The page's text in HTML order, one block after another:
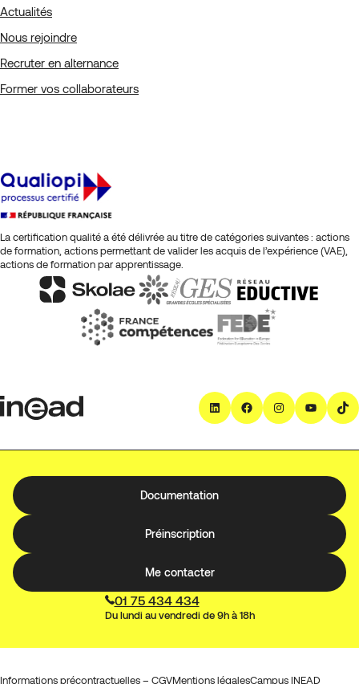
Actualités
Nous rejoindre
Recruter en alternance
Former vos collaborateurs
La certification qualité a été délivrée au titre de catégories suivantes : actions
de formation, actions permettant de valider les acquis de l’expérience (VAE),
actions de formation par apprentissage.
LinkedIn
Facebook
Documentation
Préinscription
Me contacter
01 75 434 434
Du lundi au vendredi de 9h à 18h
Informations précontractuelles – CGVMentions légalesCampus INEAD